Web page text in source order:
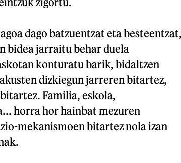
dago batzuentzat eta besteentzat,
bidea jarraitu behar duela
konturatu barik, bidaltzen
dizkiegun jarreren bitartez,
Familia, eskola,
horra hor hainbat mezuren
mekanismoen bitartez nola izan